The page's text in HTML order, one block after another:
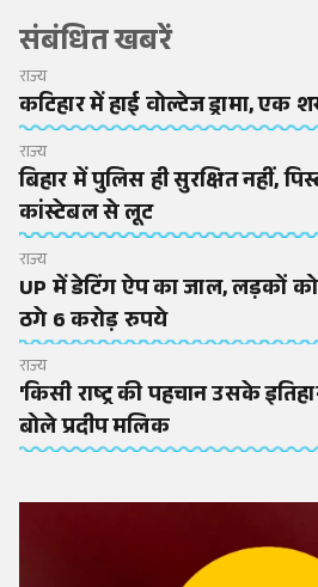
संबंधित खबरें
राज्य
कटिहार में हाई वोल्टेज ड्रामा, एक
राज्य
बिहार में पुलिस ही सुरक्षित नहीं,
कांस्टेबल से लूट
राज्य
UP में डेटिंग ऐप का जाल, लड़कों
ठगे 6 करोड़ रुपये
राज्य
'किसी राष्ट्र की पहचान उसके
बोले प्रदीप मलिक